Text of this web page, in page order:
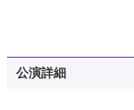
公演詳細